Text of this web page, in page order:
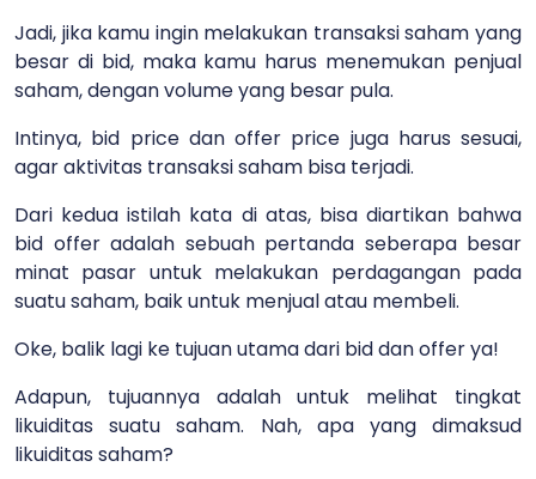
Jadi, jika kamu ingin melakukan transaksi saham yang
besar di bid, maka kamu harus menemukan penjual
saham, dengan volume yang besar pula.
Intinya, bid price dan offer price juga harus sesuai,
agar aktivitas transaksi saham bisa terjadi.
Dari kedua istilah kata di atas, bisa diartikan bahwa
bid offer adalah sebuah pertanda seberapa besar
minat pasar untuk melakukan perdagangan pada
suatu saham, baik untuk menjual atau membeli.
Oke, balik lagi ke tujuan utama dari bid dan offer ya!
Adapun, tujuannya adalah untuk melihat tingkat
likuiditas suatu saham. Nah, apa yang dimaksud
likuiditas saham?